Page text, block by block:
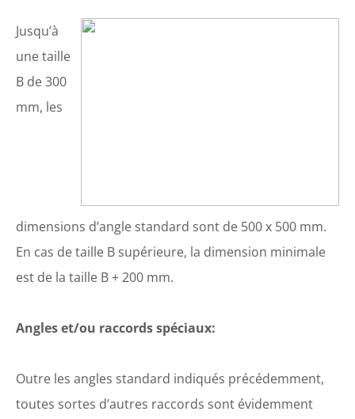
Jusqu’à
une taille
B de 300
mm, les
dimensions d’angle standard sont de 500 x 500 mm.
En cas de taille B supérieure, la dimension minimale
est de la taille B + 200 mm.
Angles et/ou raccords spéciaux:
Outre les angles standard indiqués précédemment,
toutes sortes d’autres raccords sont évidemment